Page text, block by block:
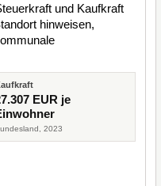
und Kaufkraft
hinweisen,
EUR je
2023